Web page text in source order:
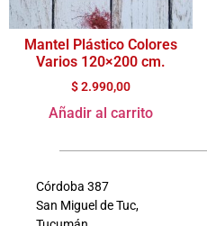
Mantel Plástico Colores
Varios 120×200 cm.
$2.990,00
Añadir al carrito
Córdoba 387
San Miguel de Tuc,